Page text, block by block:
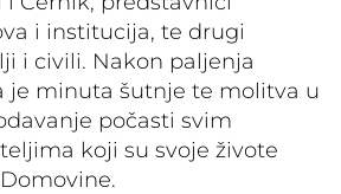
i institucija, te drugi
i civili. Nakon paljenja
je minuta šutnje te molitva u
počasti svim
koji su svoje živote